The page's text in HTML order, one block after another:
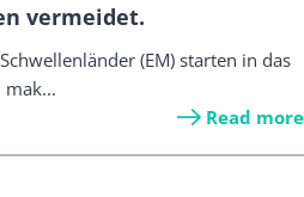
vermeidet.
(EM) starten in das
mak...
Read more